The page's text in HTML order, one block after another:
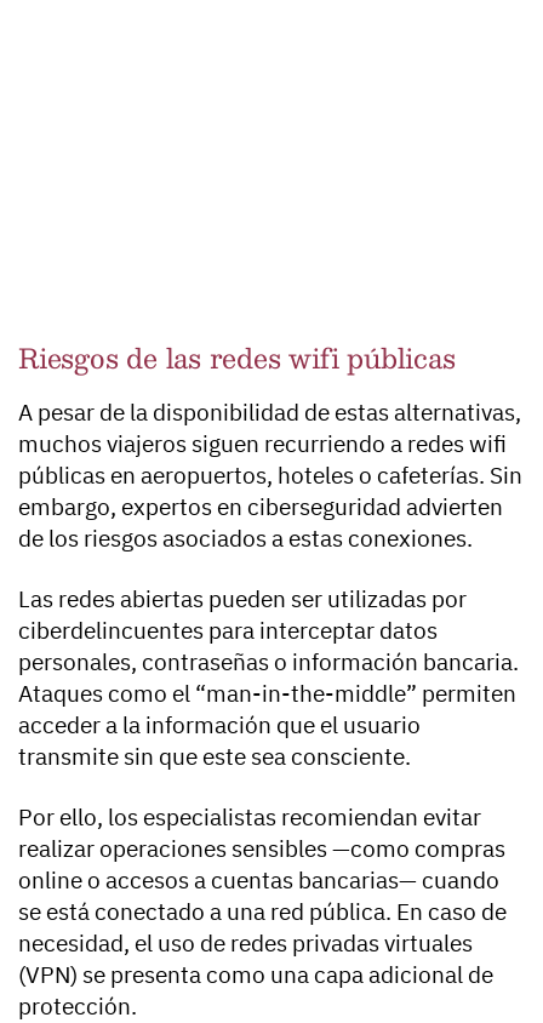
Riesgos de las redes wifi públicas
A pesar de la disponibilidad de estas alternativas,
muchos viajeros siguen recurriendo a redes wifi
públicas en aeropuertos, hoteles o cafeterías. Sin
embargo, expertos en ciberseguridad advierten
de los riesgos asociados a estas conexiones.
Las redes abiertas pueden ser utilizadas por
ciberdelincuentes para interceptar datos
personales, contraseñas o información bancaria.
Ataques como el “man-in-the-middle” permiten
acceder a la información que el usuario
transmite sin que este sea consciente.
Por ello, los especialistas recomiendan evitar
realizar operaciones sensibles —como compras
online o accesos a cuentas bancarias— cuando
se está conectado a una red pública. En caso de
necesidad, el uso de redes privadas virtuales
(VPN) se presenta como una capa adicional de
protección.